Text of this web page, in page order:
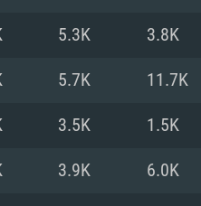
5.3K 3.8K
5.7K 11.7K
3.5K 1.5K
3.9K 6.0K